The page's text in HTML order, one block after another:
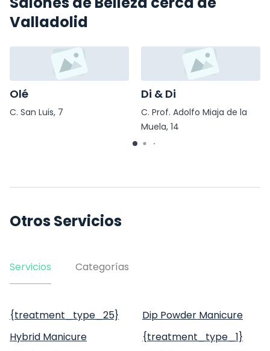
Valladolid
Olé
C. San Luis, 7
Di & Di
C. Prof. Adolfo Miaja de la
Muela, 14
Otros Servicios
Servicios Categorías
{treatment_type_25}
Dip Powder Manicure
Hybrid Manicure
{treatment_type_1}